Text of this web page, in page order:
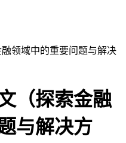
领域中的重要问题与解决
（探索金融
与解决方